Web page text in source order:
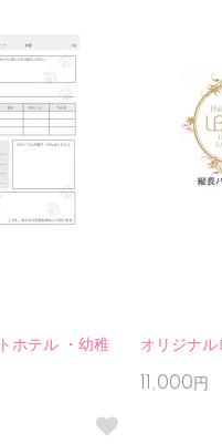
ホテル ・幼稚
オリジナ
11,000円